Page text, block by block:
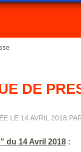
DE
LE 14 AVRIL 2018
du 14 Avril 2018 :